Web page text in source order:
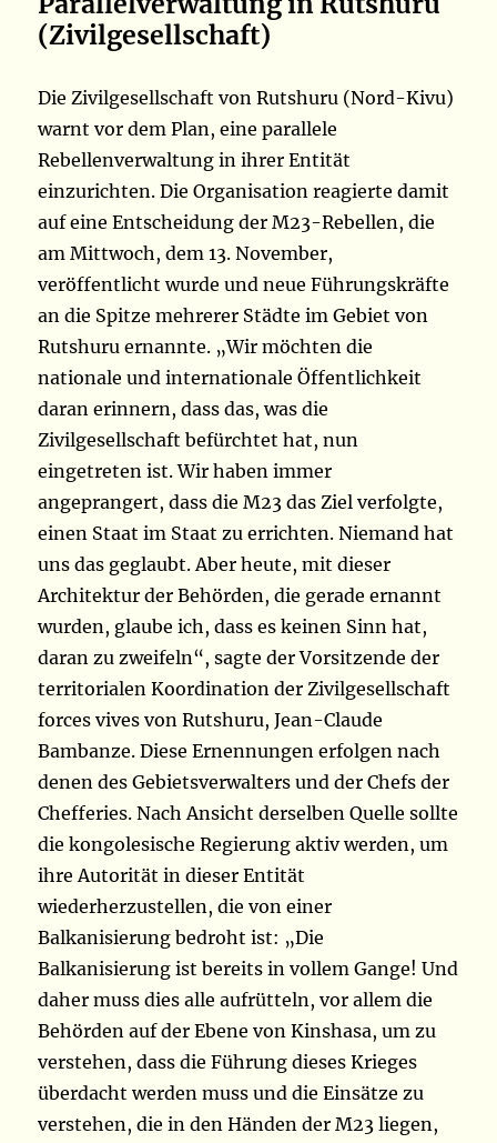
(Zivilgesellschaft)
Die Zivilgesellschaft von Rutshuru (Nord-Kivu)
warnt vor dem Plan, eine parallele
Rebellenverwaltung in ihrer Entität
einzurichten. Die Organisation reagierte damit
auf eine Entscheidung der M23-Rebellen, die
am Mittwoch, dem 13. November,
veröffentlicht wurde und neue Führungskräfte
an die Spitze mehrerer Städte im Gebiet von
Rutshuru ernannte. „Wir möchten die
nationale und internationale Öffentlichkeit
daran erinnern, dass das, was die
Zivilgesellschaft befürchtet hat, nun
eingetreten ist. Wir haben immer
angeprangert, dass die M23 das Ziel verfolgte,
einen Staat im Staat zu errichten. Niemand hat
uns das geglaubt. Aber heute, mit dieser
Architektur der Behörden, die gerade ernannt
wurden, glaube ich, dass es keinen Sinn hat,
daran zu zweifeln“, sagte der Vorsitzende der
territorialen Koordination der Zivilgesellschaft
forces vives von Rutshuru, Jean-Claude
Bambanze. Diese Ernennungen erfolgen nach
denen des Gebietsverwalters und der Chefs der
Chefferies. Nach Ansicht derselben Quelle sollte
die kongolesische Regierung aktiv werden, um
ihre Autorität in dieser Entität
wiederherzustellen, die von einer
Balkanisierung bedroht ist: „Die
Balkanisierung ist bereits in vollem Gange! Und
daher muss dies alle aufrütteln, vor allem die
Behörden auf der Ebene von Kinshasa, um zu
verstehen, dass die Führung dieses Krieges
überdacht werden muss und die Einsätze zu
verstehen, die in den Händen der M23 liegen,